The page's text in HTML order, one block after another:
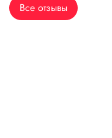
Все отзывы